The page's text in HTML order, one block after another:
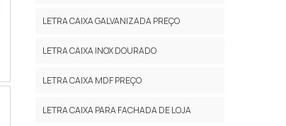
LETRA CAIXA GALVANIZADA PREÇO
LETRA CAIXA INOX DOURADO
LETRA CAIXA MDF PREÇO
LETRA CAIXA PARA FACHADA DE LOJA